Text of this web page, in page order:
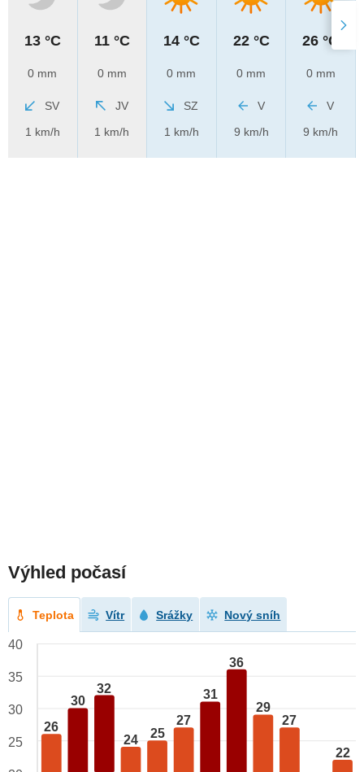
13 °C
0 mm
SV
1 km/h
11 °C
0 mm
JV
1 km/h
14 °C
0 mm
SZ
1 km/h
22 °C
0 mm
V
9 km/h
26 °C
0 mm
V
9 km/h
Výhled počasí
Teplota Vítr Srážky Nový sníh
26
30
32
24 25
27
31
36
29
27
22
40
35
30
25